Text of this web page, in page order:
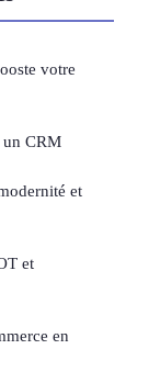
votre
un CRM
et
et
en